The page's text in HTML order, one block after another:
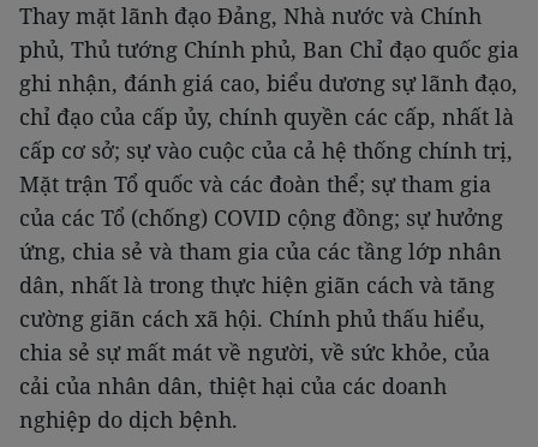
Thay mặt lãnh đạo Đảng, Nhà nước và Chính
phủ, Thủ tướng Chính phủ, Ban Chỉ đạo quốc gia
ghi nhận, đánh giá cao, biểu dương sự lãnh đạo,
chỉ đạo của cấp ủy, chính quyền các cấp, nhất là
cấp cơ sở; sự vào cuộc của cả hệ thống chính trị,
Mặt trận Tổ quốc và các đoàn thể; sự tham gia
của các Tổ (chống) COVID cộng đồng; sự hưởng
ứng, chia sẻ và tham gia của các tầng lớp nhân
dân, nhất là trong thực hiện giãn cách và tăng
cường giãn cách xã hội. Chính phủ thấu hiểu,
chia sẻ sự mất mát về người, về sức khỏe, của
cải của nhân dân, thiệt hại của các doanh
nghiệp do dịch bệnh.